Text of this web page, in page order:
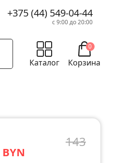
+375 (44) 549-04-44
с 9:00 до 20:00
Корзина
0
Каталог
BYN
143